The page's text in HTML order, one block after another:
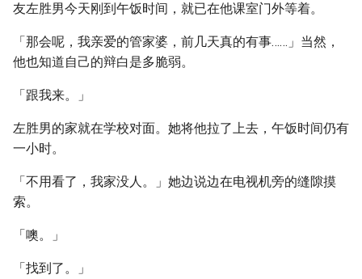
友左胜男今天刚到午饭时间，就已在他课室门外等着。
「那会呢，我亲爱的管家婆，前几天真的有事……」当然，
他也知道自己的辩白是多脆弱。
「跟我来。」
左胜男的家就在学校对面。她将他拉了上去，午饭时间仍有
一小时。
「不用看了，我家没人。」她边说边在电视机旁的缝隙摸
索。
「噢。」
「找到了。」